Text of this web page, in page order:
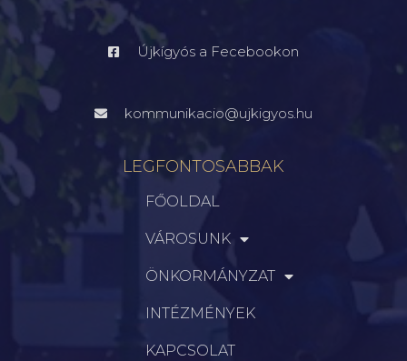
Újkígyós a Fecebookon
kommunikacio@ujkigyos.hu
LEGFONTOSABBAK
FŐOLDAL
VÁROSUNK
ÖNKORMÁNYZAT
INTÉZMÉNYEK
KAPCSOLAT